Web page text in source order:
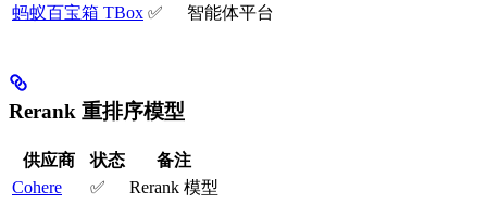
蚂蚁百宝箱 TBox ✅ 智能体平台
Rerank 重排序模型
供应商 状态
备注
Cohere
✅
Rerank 模型